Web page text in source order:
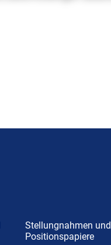
Stellungnahmen und
Positionspapiere